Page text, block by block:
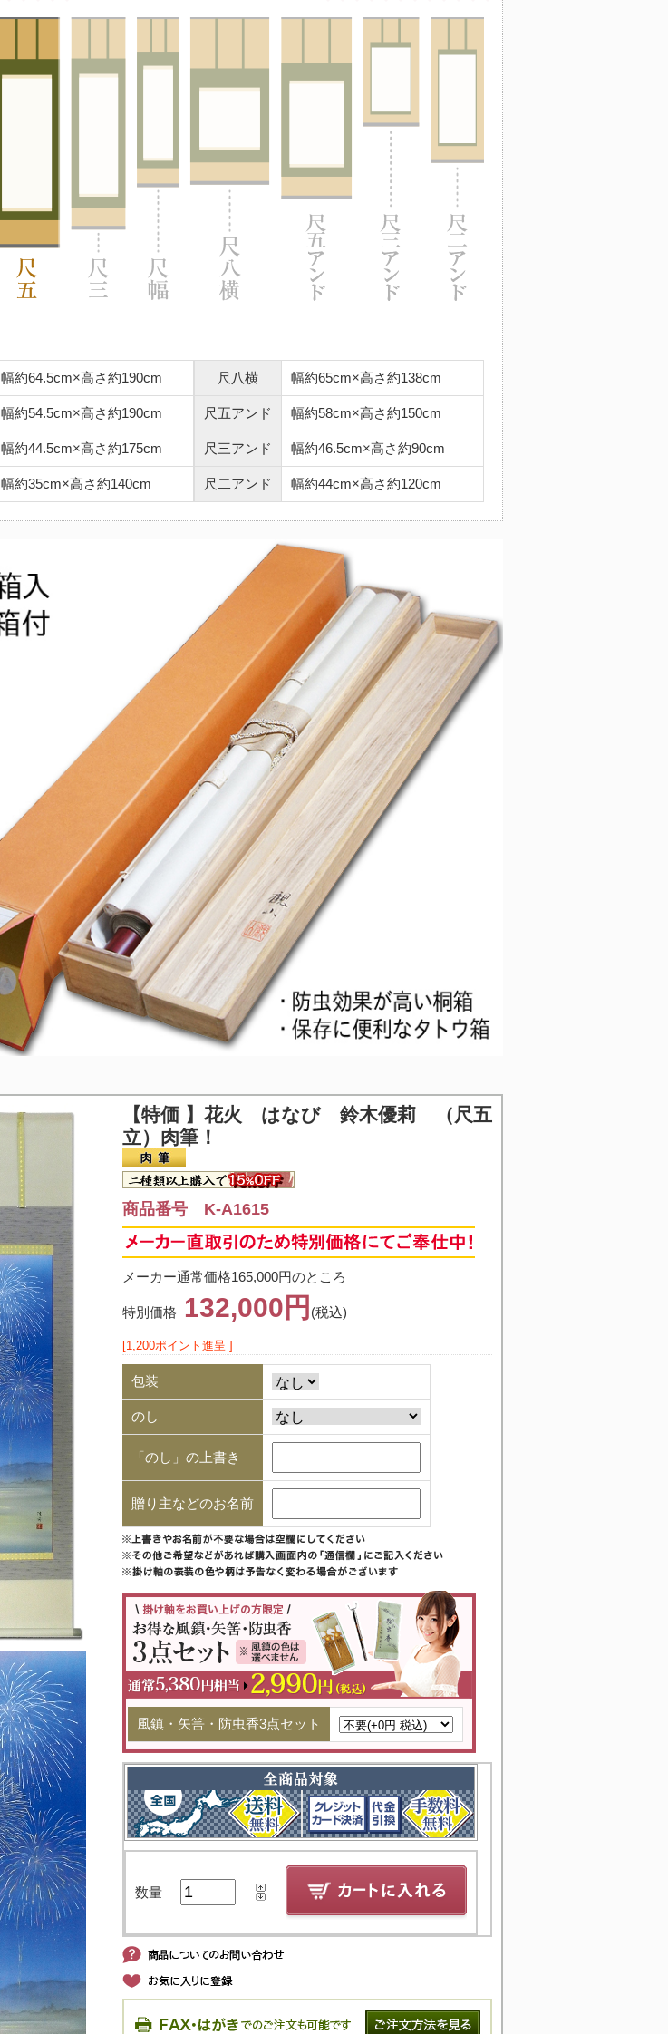
幅約64.5cm×高さ約190cm
幅約54.5cm×高さ約190cm
幅約44.5cm×高さ約175cm
幅約35cm×高さ約140cm
尺八横 幅約65cm×高さ約138cm
尺五アンド 幅約58cm×高さ約150cm
尺三アンド 幅約46.5cm×高さ約90cm
尺二アンド 幅約44cm×高さ約120cm
【特価 】 花火 はなび 鈴木優莉 （尺五
立）肉筆！
商品番号 K-A1615
メーカー通常価格165,000円のところ
特別価格 132,000円 (税込)
[1,200ポイント進呈 ]
包装
のし
「のし」の上書き
贈り主などのお名前
風鎮・矢筈・防虫香3点セット
数量